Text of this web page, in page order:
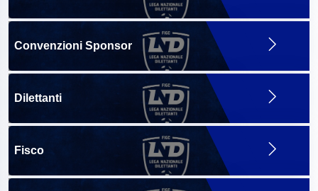
Convenzioni Sponsor
Dilettanti
Fisco